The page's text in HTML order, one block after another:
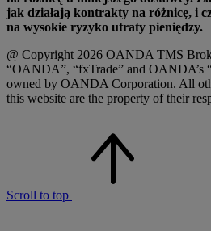
jak działają kontrakty na różnicę, i
na wysokie ryzyko utraty pieniędzy.
@ Copyright 2026 OANDA TMS
“OANDA”, “fxTrade” and OANDA’s
owned by OANDA Corporation. All
this website are the property of their
Scroll to top